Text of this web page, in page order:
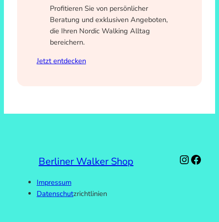
Profitieren Sie von persönlicher
Beratung und exklusiven Angeboten,
die Ihren Nordic Walking Alltag
bereichern.
Jetzt entdecken
Berliner Walker Shop
Impressum
Datenschutzrichtlinien